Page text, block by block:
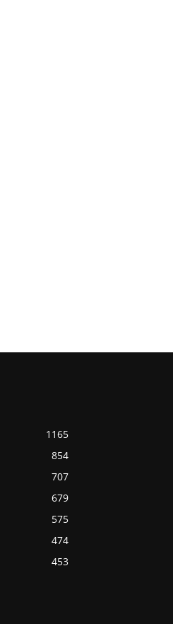
1165
854
707
679
575
474
453